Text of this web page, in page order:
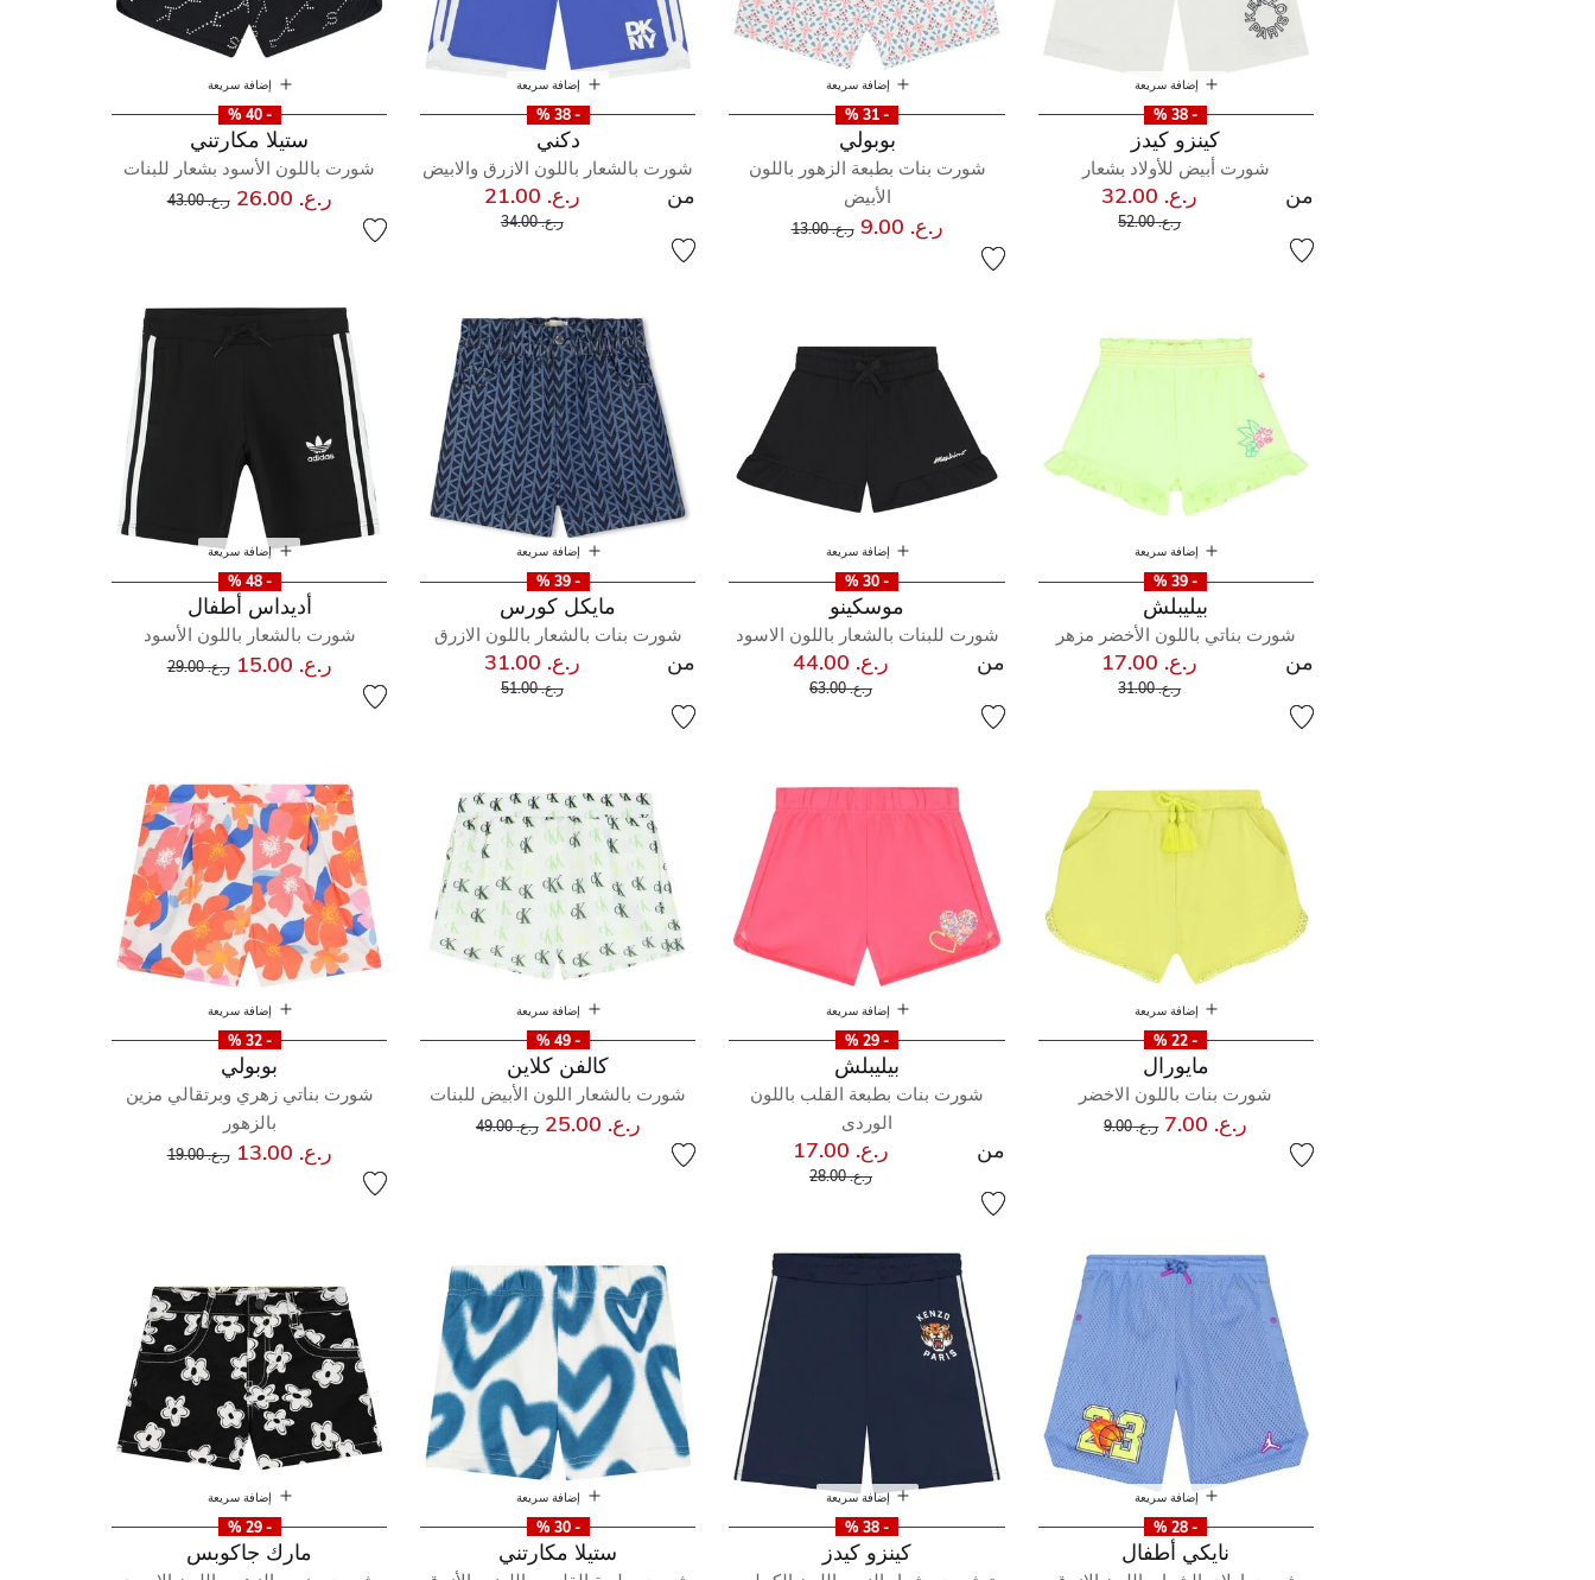
إضافة سريعة
- 38 %
كينزو كيدز
شورت أبيض للأولاد بشعار
من ر.ع. 32.00
سعر مخفض من
ر.ع. 52.00 إلى
إضافة سريعة
- 31 %
بوبولي
شورت بنات بطبعة الزهور باللون
الأبيض
ر.ع. 9.00 سعر مخفض من
ر.ع. 13.00
إضافة سريعة
- 38 %
دكني
شورت بالشعار باللون الازرق والابيض
من ر.ع. 21.00
سعر مخفض من
ر.ع. 34.00 إلى
إضافة سريعة
- 40 %
ستيلا مكارتني
شورت باللون الأسود بشعار للبنات
ر.ع. 26.00 سعر مخفض من
ر.ع. 43.00
إضافة سريعة
- 39 %
بيليبلش
شورت بناتي باللون الأخضر مزهر
من ر.ع. 17.00
سعر مخفض من
ر.ع. 31.00 إلى
إضافة سريعة
- 30 %
موسكينو
شورت للبنات بالشعار باللون الاسود
من ر.ع. 44.00
سعر مخفض من
ر.ع. 63.00 إلى
إضافة سريعة
- 39 %
مايكل كورس
شورت بنات بالشعار باللون الازرق
من ر.ع. 31.00
سعر مخفض من
ر.ع. 51.00 إلى
إضافة سريعة
- 48 %
أديداس أطفال
شورت بالشعار باللون الأسود
ر.ع. 15.00 سعر مخفض من
ر.ع. 29.00 إلى
إضافة سريعة
- 22 %
مايورال
شورت بنات باللون الاخضر
ر.ع. 7.00 سعر مخفض من
ر.ع. 9.00 إلى
إضافة سريعة
- 29 %
بيليبلش
شورت بنات بطبعة القلب باللون
الوردى
من ر.ع. 17.00
سعر مخفض من
ر.ع. 28.00 إلى
إضافة سريعة
- 49 %
كالفن كلاين
شورت بالشعار اللون الأبيض للبنات
ر.ع. 25.00 سعر مخفض من
ر.ع. 49.00
إضافة سريعة
- 32 %
بوبولي
شورت بناتي زهري وبرتقالي مزين
بالزهور
ر.ع. 13.00 سعر مخفض من
ر.ع. 19.00
إضافة سريعة
- 28 %
نايكي أطفال
إضافة سريعة
- 38 %
كينزو كيدز
إضافة سريعة
- 30 %
ستيلا مكارتني
إضافة سريعة
- 29 %
مارك جاكوبس